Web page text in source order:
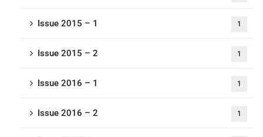
Issue 2015 – 1 1
Issue 2015 – 2 1
Issue 2016 – 1 1
Issue 2016 – 2 1